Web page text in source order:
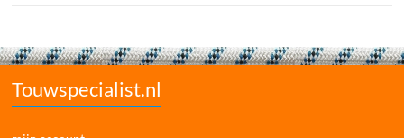
Touwspecialist.nl